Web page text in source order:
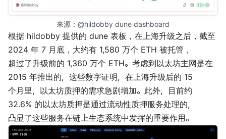
来源： @hildobby dune dashboard
根据 hildobby 提供的 dune 表板，在上海升级之后，截至
2024 年 7 月底，大约有 1,580 万个 ETH 被托管，
超过了升级前的 1,360 万个 ETH。考虑到以太坊主网是在
2015 年推出的，这些数字证明，在上海升级后的 15
个月里，以太坊质押的需求急剧增加。此外，目前约
32.6% 的以太坊质押是通过流动性质押服务处理的，
凸显了这些服务在链上生态系统中发挥的重要作用。